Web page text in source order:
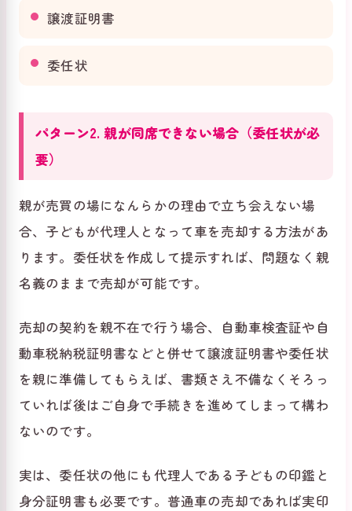
譲渡証明書
委任状
パターン2. 親が同席できない場合（委任状が必
要）
親が売買の場になんらかの理由で立ち会えない場
合、子どもが代理人となって車を売却する方法があ
ります。委任状を作成して提示すれば、問題なく親
名義のままで売却が可能です。
売却の契約を親不在で行う場合、自動車検査証や自
動車税納税証明書などと併せて譲渡証明書や委任状
を親に準備してもらえば、書類さえ不備なくそろっ
ていれば後はご自身で手続きを進めてしまって構わ
ないのです。
実は、委任状の他にも代理人である子どもの印鑑と
身分証明書も必要です。普通車の売却であれば実印